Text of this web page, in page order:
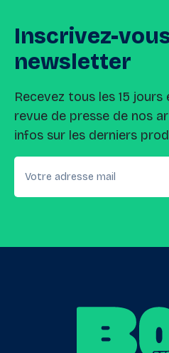
Inscrivez-
newsletter
Recevez tous les 15
revue de presse de nos
infos sur les derniers